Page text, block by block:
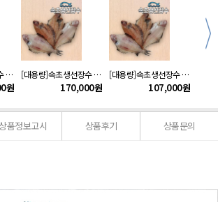
[대용량]속초생선장수 기름가자미(특대)30미(미당35cm내외)
원
[대용량]속초생선장수 기름가자미(대)50미(미당28cm내외)
170,000원
[대용량]속초생선장수 기름가자미(중)60미(미당22cm내외)
107,000원
상품정보고시 상품후기 상품문의